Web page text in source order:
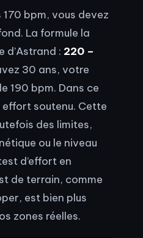
bpm, vous devez
La formule la
d’Astrand : 220 –
30 ans, votre
190 bpm. Dans ce
effort soutenu. Cette
des limites,
ou le niveau
d’effort en
de terrain, comme
est bien plus
zones réelles.